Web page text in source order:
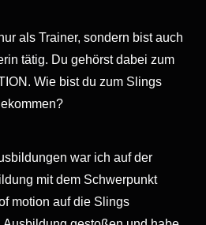
als Trainer, sondern bist auch
tätig. Du gehörst dabei zum
Wie bist du zum Slings
war ich auf der
mit dem Schwerpunkt
motion auf die Slings